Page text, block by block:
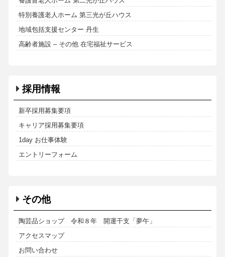
特別養護老人ホーム 第三光が丘ハウス
地域包括支援センター 丹生
高齢者施設 – その他 在宅福祉サービス
採用情報
新卒採用募集要項
キャリア採用募集要項
1day お仕事体験
エントリーフォーム
その他
陶芸品ショップ 令和８年 開運干支「夢午」
アクセスマップ
お問い合わせ